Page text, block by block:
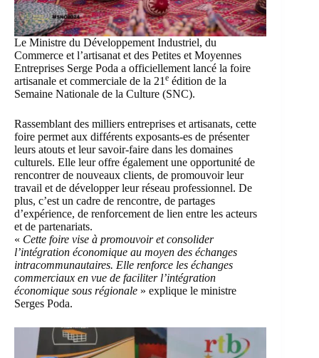
Le Ministre du Développement Industriel, du
Commerce et l’artisanat et des Petites et Moyennes
Entreprises Serge Poda a officiellement lancé la foire
artisanale et commerciale de la 21 e édition de la
Semaine Nationale de la Culture (SNC).
Rassemblant des milliers entreprises et artisanats, cette
foire permet aux différents exposants-es de présenter
leurs atouts et leur savoir-faire dans les domaines
culturels. Elle leur offre également une opportunité de
rencontrer de nouveaux clients, de promouvoir leur
travail et de développer leur réseau professionnel. De
plus, c’est un cadre de rencontre, de partages
d’expérience, de renforcement de lien entre les acteurs
et de partenariats.
« Cette foire vise à promouvoir et consolider
l’intégration économique au moyen des échanges
intracommunautaires. Elle renforce les échanges
commerciaux en vue de faciliter l’intégration
économique sous régionale » explique le ministre
Serges Poda.